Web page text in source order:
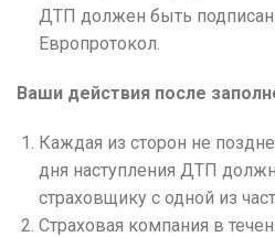
ДТП должен быть
Европротокол.
Ваши действия после
Каждая из сторон не
дня наступления ДТП
страховщику с одной из
Страховая компания в